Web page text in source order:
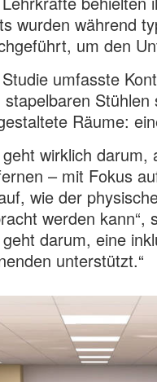
wurden während
um den
umfasste
stapelbaren Stühlen
Räume:
geht wirklich
– mit Fokus
wie der
werden kann“,
geht darum, eine
unterstützt.“